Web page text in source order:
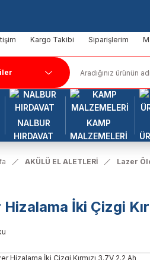
Kargo Takibi Siparişlerim
NALBUR
HIRDAVAT
KAMP
MALZEMELERİ
AKÜLÜ EL ALETLERİ Lazer
İki Çizgi